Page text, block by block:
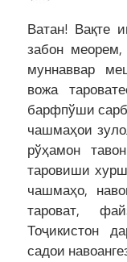
Ватан! Вақте
забон
муннаввар
вожа
барфпўши
чашмаҳои
рўҳамон
таровиши
чашмаҳо,
тароват,
Тоҷикистон
садои